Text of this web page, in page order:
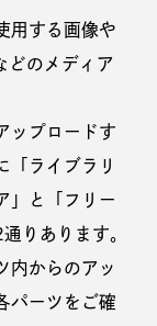
用する画像や
どのメディア
ップロードす
「ライブラリ
」と「フリー
りあります。
内からのアッ
パーツをご確